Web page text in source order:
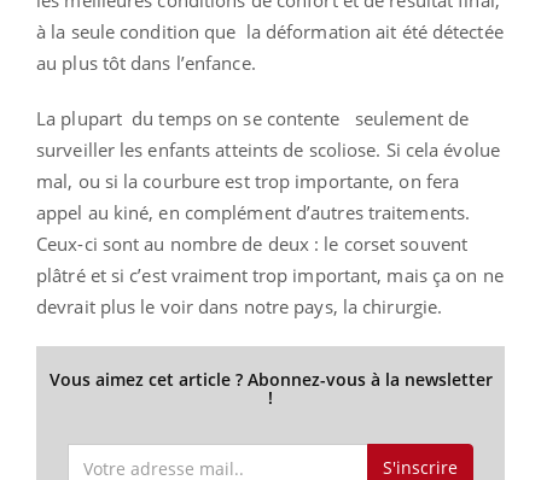
à la seule condition que la déformation ait été détectée
au plus tôt dans l’enfance.
La plupart du temps on se contente seulement de
surveiller les enfants atteints de scoliose. Si cela évolue
mal, ou si la courbure est trop importante, on fera
appel au kiné, en complément d’autres traitements.
Ceux-ci sont au nombre de deux : le corset souvent
plâtré et si c’est vraiment trop important, mais ça on ne
devrait plus le voir dans notre pays, la chirurgie.
Vous aimez cet article ? Abonnez-vous à la newsletter
!
S'inscrire